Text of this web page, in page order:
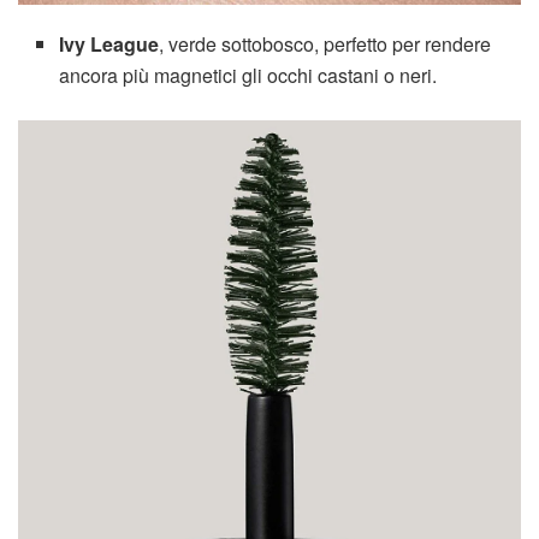
Ivy League, verde sottobosco, perfetto per rendere
ancora più magnetici gli occhi castani o neri.